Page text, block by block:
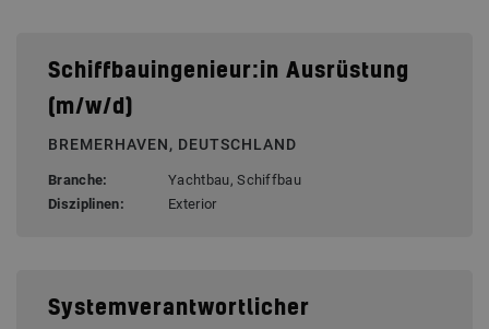
Schiffbauingenieur:in Ausrüstung
(m/w/d)
BREMERHAVEN, DEUTSCHLAND
Branche:
Yachtbau, Schiffbau
Disziplinen:
Exterior
Systemverantwortlicher